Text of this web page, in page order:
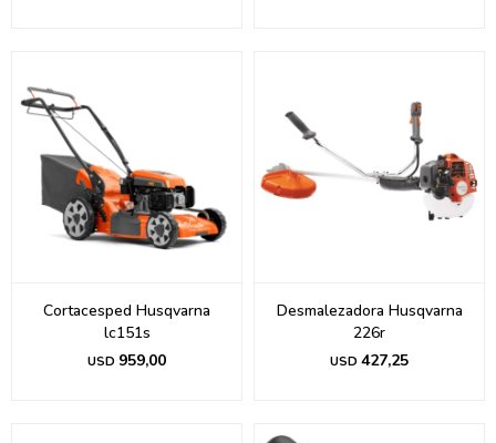
Cortacesped Husqvarna
lc151s
USD 959,00
Desmalezadora Husqvarna
226r
USD 427,25